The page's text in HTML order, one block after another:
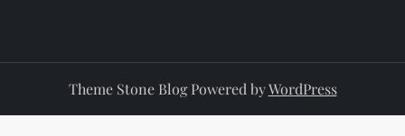
Theme Stone Blog Powered byWordPress